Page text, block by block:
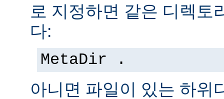
로 지정하면 같은 디렉토
다:
MetaDir .
아니면 파일이 있는 하위